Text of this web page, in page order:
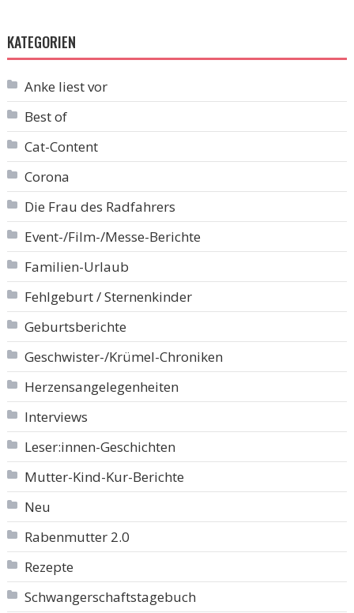
KATEGORIEN
Anke liest vor
Best of
Cat-Content
Corona
Die Frau des Radfahrers
Event-/Film-/Messe-Berichte
Familien-Urlaub
Fehlgeburt / Sternenkinder
Geburtsberichte
Geschwister-/Krümel-Chroniken
Herzensangelegenheiten
Interviews
Leser:innen-Geschichten
Mutter-Kind-Kur-Berichte
Neu
Rabenmutter 2.0
Rezepte
Schwangerschaftstagebuch